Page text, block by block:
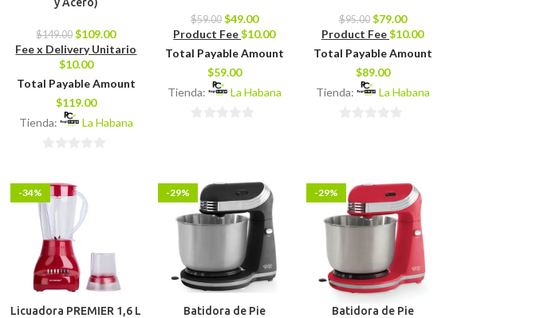
y Acero)
$149.00 $109.00
Fee x Delivery Unitario
$10.00
Total Payable Amount
$119.00
Tienda:
La Habana
$59.00 $49.00
Product Fee$10.00
Total Payable Amount
$59.00
Tienda:
La Habana
$95.00 $79.00
Product Fee$10.00
Total Payable Amount
$89.00
Tienda:
La Habana
-34%
Licuadora PREMIER 1,6 L
-29%
Batidora de Pie
-29%
Batidora de Pie